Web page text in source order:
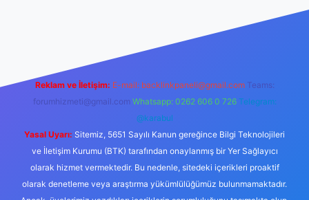
Reklam ve İletişim: E-mail: backlinkpaneli@gmail.com Teams:
forumhizmeti@gmail.com Whatsapp: 0262 606 0 726 Telegram:
@karabul
Yasal Uyarı: Sitemiz, 5651 Sayılı Kanun gereğince Bilgi Teknolojileri
ve İletişim Kurumu (BTK) tarafından onaylanmış bir Yer Sağlayıcı
olarak hizmet vermektedir. Bu nedenle, sitedeki içerikleri proaktif
olarak denetleme veya araştırma yükümlülüğümüz bulunmamaktadır.